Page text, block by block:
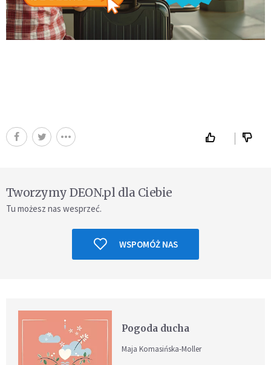
Tworzymy DEON.pl dla Ciebie
Tu możesz nas wesprzeć.
WSPOMÓŻ NAS
Pogoda ducha
Maja Komasińska-Moller